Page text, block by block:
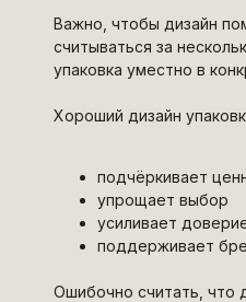
Важно, чтобы дизайн
считываться за
упаковка уместно в
Хороший дизайн
подчёркивает
упрощает выбор
усиливает
поддерживает
Ошибочно считать, что